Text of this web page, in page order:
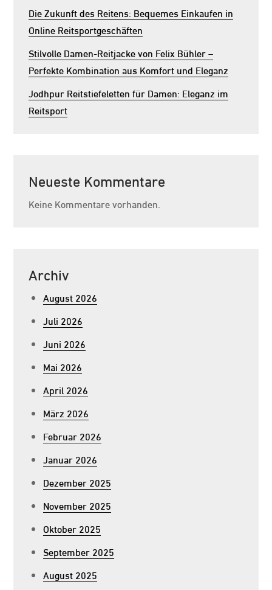
Die Zukunft des Reitens: Bequemes Einkaufen in
Online Reitsportgeschäften
Stilvolle Damen-Reitjacke von Felix Bühler –
Perfekte Kombination aus Komfort und Eleganz
Jodhpur Reitstiefeletten für Damen: Eleganz im
Reitsport
Neueste Kommentare
Keine Kommentare vorhanden.
Archiv
August 2026
Juli 2026
Juni 2026
Mai 2026
April 2026
März 2026
Februar 2026
Januar 2026
Dezember 2025
November 2025
Oktober 2025
September 2025
August 2025